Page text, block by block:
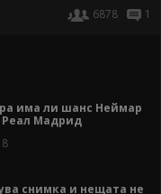
6878
1
има ли шанс Неймар
Реал Мадрид
снимка и нещата не